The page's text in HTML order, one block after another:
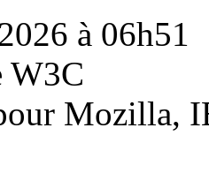
à 06h51
W3C
Mozilla,